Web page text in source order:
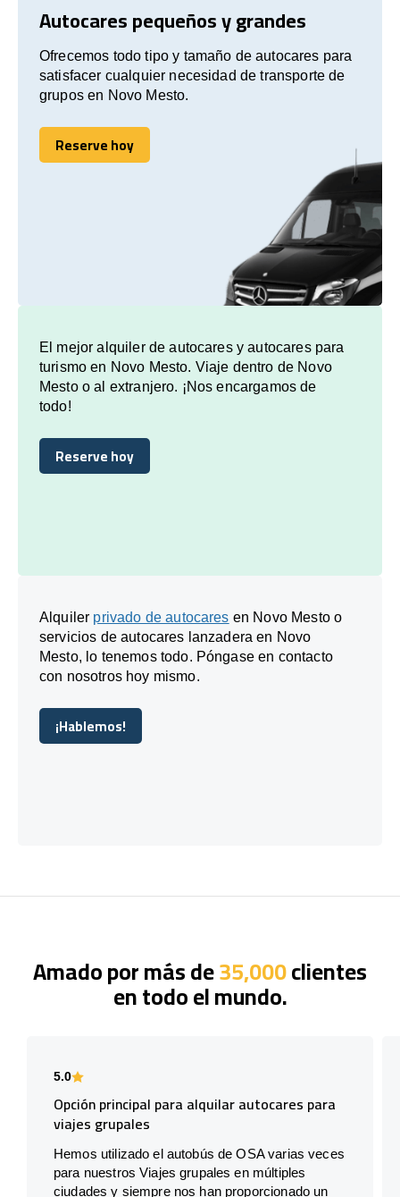
Autocares pequeños y grandes
Ofrecemos todo tipo y tamaño de autocares para
satisfacer cualquier necesidad de transporte de
grupos en Novo Mesto.
Reserve hoy
Reserve hoy
El mejor alquiler de autocares y autocares para
turismo en Novo Mesto. Viaje dentro de Novo
Mesto o al extranjero. ¡Nos encargamos de
todo!
Reserve hoy
Reserve hoy
Alquiler privado de autocares en Novo Mesto o
servicios de autocares lanzadera en Novo
Mesto, lo tenemos todo. Póngase en contacto
con nosotros hoy mismo.
¡Hablemos!
¡Hablemos!
Amado por más de35,000clientes
en todo el mundo.
5.0
Opción principal para alquilar autocares para
viajes grupales
Hemos utilizado el autobús de OSA varias veces
para nuestros Viajes grupales en múltiples
ciudades y siempre nos han proporcionado un